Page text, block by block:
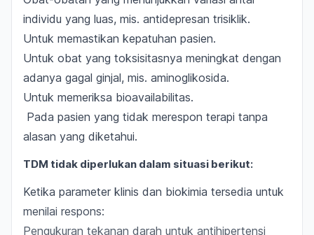
individu yang luas, mis. antidepresan trisiklik.
Untuk memastikan kepatuhan pasien.
Untuk obat yang toksisitasnya meningkat dengan
adanya gagal ginjal, mis. aminoglikosida.
Untuk memeriksa bioavailabilitas.
Pada pasien yang tidak merespon terapi tanpa
alasan yang diketahui.
TDM tidak diperlukan dalam situasi berikut:
Ketika parameter klinis dan biokimia tersedia untuk
menilai respons:
Pengukuran tekanan darah untuk antihipertensi